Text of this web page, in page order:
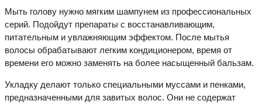
Мыть голову нужно мягким шампунем из профессиональных
серий. Подойдут препараты с восстанавливающим,
питательным и увлажняющим эффектом. После мытья
волосы обрабатывают легким кондиционером, время от
времени его можно заменять на более насыщенный бальзам.
Укладку делают только специальными муссами и пенками,
предназначенными для завитых волос. Они не содержат